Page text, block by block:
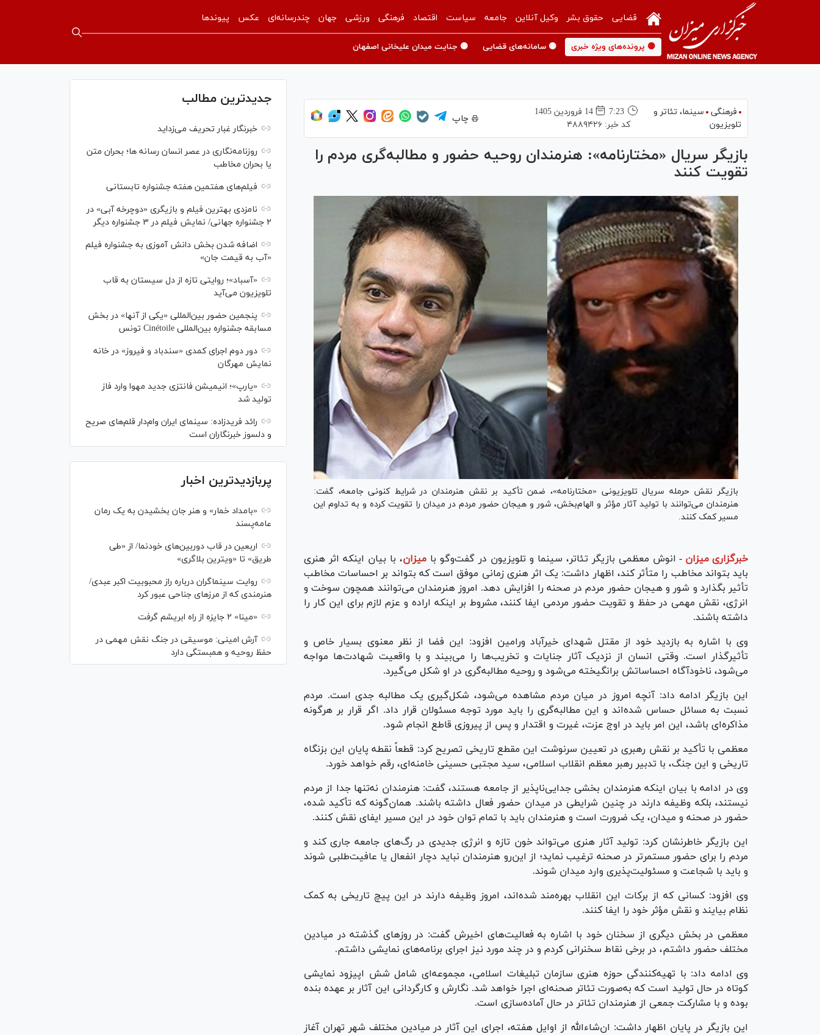
قضایی حقوق بشر وکیل آنلاین جامعه سیاست اقتصاد فرهنگی ورزشی جهان چندرسانه‌ای عکس پیوندها
🟡 پرونده‌های ویژه خبری 🟡 سامانه‌های قضایی 🟡 جنایت میدان علیخانی اصفهان
فرهنگی
سینما،‌ تئاتر و
تلویزیون
7:23
14 فروردين 1405
کد خبر:۴۸۸۹۴۲۶
چاپ
بازیگر سریال «مختارنامه»: هنرمندان روحیه حضور و مطالبه‌گری مردم را
تقویت کنند
بازیگر نقش حرمله سریال تلویزیونی «مختارنامه»، ضمن تأکید بر نقش هنرمندان در شرایط کنونی جامعه، گفت:
هنرمندان می‌توانند با تولید آثار مؤثر و الهام‌بخش، شور و هیجان حضور مردم در میدان را تقویت کرده و به تداوم این
مسیر کمک کنند.
خبرگزاری میزان - انوش معظمی بازیگر تئاتر، سینما و تلویزیون در گفت‌وگو با میزان، با بیان اینکه اثر هنری
باید بتواند مخاطب را متأثر کند، اظهار داشت: یک اثر هنری زمانی موفق است که بتواند بر احساسات مخاطب
تأثیر بگذارد و شور و هیجان حضور مردم در صحنه را افزایش دهد. امروز هنرمندان می‌توانند همچون سوخت و
انرژی، نقش مهمی در حفظ و تقویت حضور مردمی ایفا کنند، مشروط بر اینکه اراده و عزم لازم برای این کار را
داشته باشند.
وی با اشاره به بازدید خود از مقتل شهدای خیرآباد ورامین افزود: این فضا از نظر معنوی بسیار خاص و
تأثیرگذار است. وقتی انسان از نزدیک آثار جنایات و تخریب‌ها را می‌بیند و با واقعیت شهادت‌ها مواجه
می‌شود، ناخودآگاه احساساتش برانگیخته می‌شود و روحیه مطالبه‌گری در او شکل می‌گیرد.
این بازیگر ادامه داد: آنچه امروز در میان مردم مشاهده می‌شود، شکل‌گیری یک مطالبه جدی است. مردم
نسبت به مسائل حساس شده‌اند و این مطالبه‌گری را باید مورد توجه مسئولان قرار داد. اگر قرار بر هرگونه
مذاکره‌ای باشد، این امر باید در اوج عزت، غیرت و اقتدار و پس از پیروزی قاطع انجام شود.
معظمی با تأکید بر نقش رهبری در تعیین سرنوشت این مقطع تاریخی تصریح کرد: قطعاً نقطه پایان این بزنگاه
تاریخی و این جنگ، با تدبیر رهبر معظم انقلاب اسلامی، سید مجتبی حسینی خامنه‌ای، رقم خواهد خورد.
وی در ادامه با بیان اینکه هنرمندان بخشی جدایی‌ناپذیر از جامعه هستند، گفت: هنرمندان نه‌تنها جدا از مردم
نیستند، بلکه وظیفه دارند در چنین شرایطی در میدان حضور فعال داشته باشند. همان‌گونه که تأکید شده،
حضور در صحنه و میدان، یک ضرورت است و هنرمندان باید با تمام توان خود در این مسیر ایفای نقش کنند.
این بازیگر خاطرنشان کرد: تولید آثار هنری می‌تواند خون تازه و انرژی جدیدی در رگ‌های جامعه جاری کند و
مردم را برای حضور مستمرتر در صحنه ترغیب نماید؛ از این‌رو هنرمندان نباید دچار انفعال یا عافیت‌طلبی شوند
و باید با شجاعت و مسئولیت‌پذیری وارد میدان شوند.
وی افزود: کسانی که از برکات این انقلاب بهره‌مند شده‌اند، امروز وظیفه دارند در این پیچ تاریخی به کمک
نظام بیایند و نقش مؤثر خود را ایفا کنند.
معظمی در بخش دیگری از سخنان خود با اشاره به فعالیت‌های اخیرش گفت: در روزهای گذشته در میادین
مختلف حضور داشتم، در برخی نقاط سخنرانی کردم و در چند مورد نیز اجرای برنامه‌های نمایشی داشتم.
وی ادامه داد: با تهیه‌کنندگی حوزه هنری سازمان تبلیغات اسلامی، مجموعه‌ای شامل شش اپیزود نمایشی
کوتاه در حال تولید است که به‌صورت تئاتر صحنه‌ای اجرا خواهد شد. نگارش و کارگردانی این آثار بر عهده بنده
بوده و با مشارکت جمعی از هنرمندان تئاتر در حال آماده‌سازی است.
این بازیگر در پایان اظهار داشت: ان‌شاءالله از اوایل هفته، اجرای این آثار در میادین مختلف شهر تهران آغاز
جدیدترین مطالب
خبرنگار غبار تحریف می‌زداید
روزنامه‌نگاری در عصر انسان رسانه ها؛ بحران متن
یا بحران مخاطب
فیلم‌های هفتمین هفته جشنواره تابستانی
نامزدی بهترین فیلم و بازیگری «دوچرخه آبی» در
۲ جشنواره جهانی/ نمایش فیلم در ۳ جشنواره دیگر
اضافه شدن بخش دانش آموزی به جشنواره فیلم
«آب به قیمت جان»
«آسباد»؛ روایتی تازه از دل سیستان به قاب
تلویزیون می‌آید
پنجمین حضور بین‌المللی «یکی از آنها» در بخش
مسابقه جشنواره بین‌المللی Cinétoile تونس
دور دوم اجرای کمدی «سندباد و فیروز» در خانه
نمایش مهرگان
«یارپ»؛ انیمیشن فانتزی جدید مهوا وارد فاز
تولید شد
رائد فریدزاده: سینمای ایران وام‌دار قلم‌های صریح
و دلسوز خبرنگاران است
پربازدیدترین اخبار
«بامداد خمار» و هنر جان بخشیدن به یک رمان
عامه‌پسند
اربعین در قاب دوربین‌های خودنما/ از «طی
طریق» تا «ویترین بلاگری»
روایت سینماگران درباره راز محبوبیت اکبر عبدی/
هنرمندی که از مرزهای جناحی عبور کرد
«مینا» ۲ جایزه از راه ابریشم گرفت
آرش امینی: موسیقی در جنگ نقش مهمی در
حفظ روحیه و همبستگی دارد